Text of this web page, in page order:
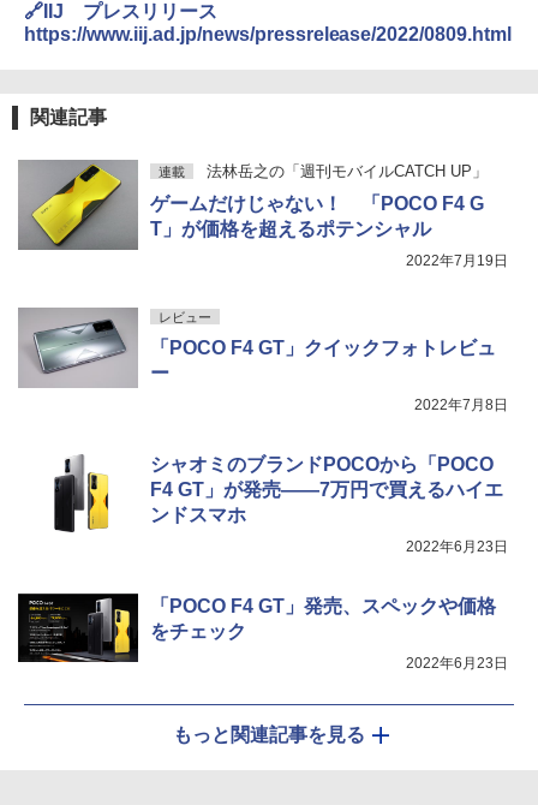
🔗IIJ プレスリリース
https://www.iij.ad.jp/news/pressrelease/2022/0809.html
関連記事
連載 法林岳之の「週刊モバイルCATCH UP」
ゲームだけじゃない！ 「POCO F4 G
T」が価格を超えるポテンシャル
2022年7月19日
レビュー
「POCO F4 GT」クイックフォトレビュ
ー
2022年7月8日
シャオミのブランドPOCOから「POCO
F4 GT」が発売――7万円で買えるハイエ
ンドスマホ
2022年6月23日
「POCO F4 GT」発売、スペックや価格
をチェック
2022年6月23日
もっと関連記事を見る